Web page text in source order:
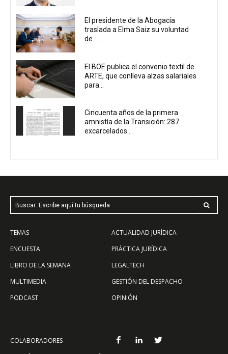
El presidente de la Abogacía
traslada a Elma Saiz su voluntad
de...
El BOE publica el convenio textil de
ARTE, que conlleva alzas salariales
para...
Cincuenta años de la primera
amnistía de la Transición: 287
excarcelados...
Buscar: Escribe aquí tu búsqueda
TEMAS
ENCUESTA
LIBRO DE LA SEMANA
MULTIMEDIA
PODCAST
ACTUALIDAD JURÍDICA
PRÁCTICA JURÍDICA
LEGALTECH
GESTIÓN DEL DESPACHO
OPINIÓN
COLABORADORES